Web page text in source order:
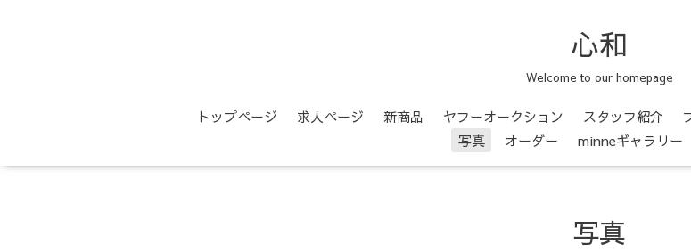
心和
Welcome to our homepage
トップページ 求人ページ 新商品 ヤフーオークション スタッフ紹介
写真
オーダー minneギャラリー
写真